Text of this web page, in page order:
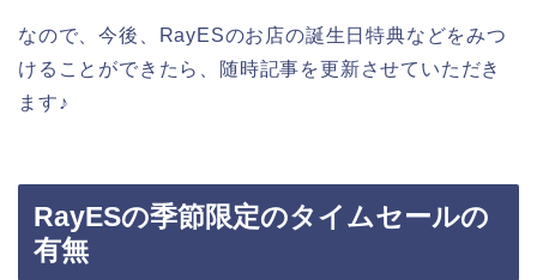
なので、今後、RayESのお店の誕生日特典などをみつ
けることができたら、随時記事を更新させていただき
ます♪
RayESの季節限定のタイムセールの
有無